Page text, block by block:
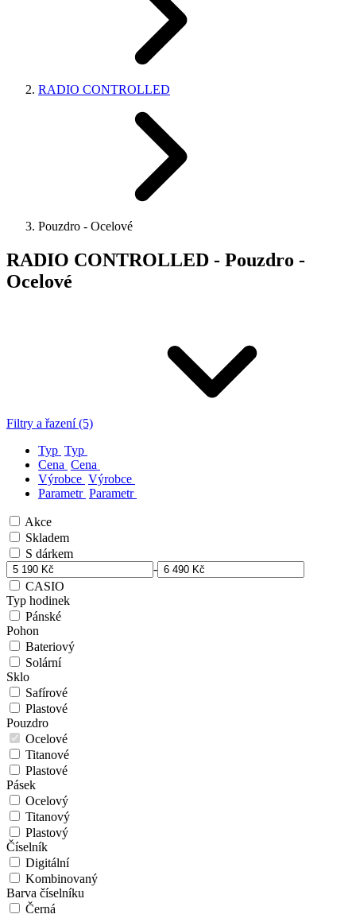
RADIO CONTROLLED
Pouzdro - Ocelové
RADIO CONTROLLED - Pouzdro -
Ocelové
Filtry a řazení (5)
Typ Typ
Cena Cena
Výrobce Výrobce
Parametr Parametr
Akce
Skladem
S dárkem
-
CASIO
Typ hodinek
Pánské
Pohon
Bateriový
Solární
Sklo
Safírové
Plastové
Pouzdro
Ocelové
Titanové
Plastové
Pásek
Ocelový
Titanový
Plastový
Číselník
Digitální
Kombinovaný
Barva číselníku
Černá